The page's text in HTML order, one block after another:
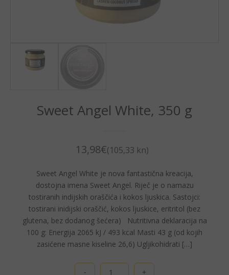
Sweet Angel White, 350 g
13,98€(105,33 kn)
Sweet Angel White je nova fantastična kreacija,
dostojna imena Sweet Angel. Riječ je o namazu
tostiranih indijskih oraščića i kokos ljuskica. Sastojci:
tostirani inidijski oraščić, kokos ljuskice, eritritol (bez
glutena, bez dodanog šećera) Nutritivna deklaracija na
100 g: Energija 2065 kJ / 493 kcal Masti 43 g (od kojih
zasićene masne kiseline 26,6) Ugljikohidrati […]